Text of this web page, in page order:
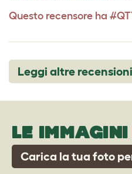
Questo recensore ha
Leggi altre recensioni
LE
Carica la tua foto